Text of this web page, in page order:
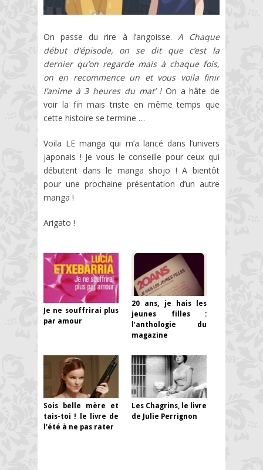
On passe du rire à l’angoisse. A Chaque
début d’épisode, on se dit que c’est la
dernier qu’on regarde mais à chaque fois,
on en recommence un et vous voila finir
l’anime à 3 heures du mat’ !On a hâte de
voir la fin mais triste en même temps que
cette histoire se termine …
Voila LE manga qui m’a lancé dans l’univers
japonais ! Je vous le conseille pour ceux qui
débutent dans le manga shojo ! A bientôt
pour une prochaine présentation d’un autre
manga !
Arigato !
Je ne souffrirai plus
par amour
20 ans, je hais les
jeunes filles :
l’anthologie du
magazine
Sois belle mère et
tais-toi ! le livre de
l'été à ne pas rater
Les Chagrins, le livre
de Julie Perrignon